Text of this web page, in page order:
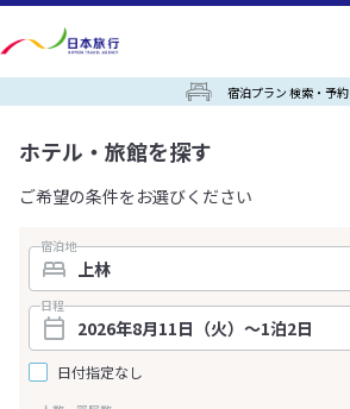
宿泊プラン 検索・予約
ホテル・旅館を探す
ご希望の条件をお選びください
宿泊地
日程
日付指定なし